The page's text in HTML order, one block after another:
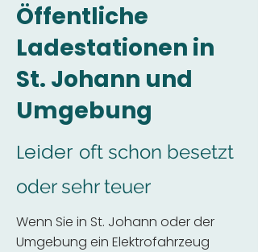
Öffentliche
Ladestationen in
St. Johann und
Umgebung
Leider oft schon besetzt
oder sehr teuer
Wenn Sie in St. Johann oder der
Umgebung ein Elektrofahrzeug